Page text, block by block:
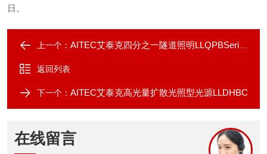
日。
上一个： AITEC艾泰克四分之一隧道照明LLQPBSeries
返回列表
下一个： AITEC艾泰克高光量扩散光照型光源LLDHBC
在线留言